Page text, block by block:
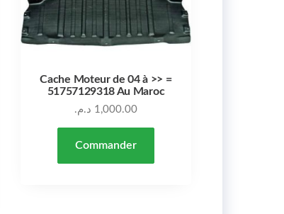
Cache Moteur de 04 à >> =
51757129318 Au Maroc
1,000.00 د.م.
Commander